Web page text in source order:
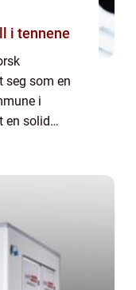
hull i tennene
seg som en
i
en solid